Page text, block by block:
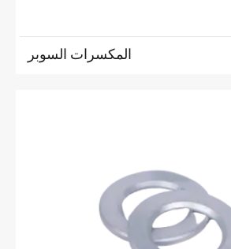
المكسرات السوبر